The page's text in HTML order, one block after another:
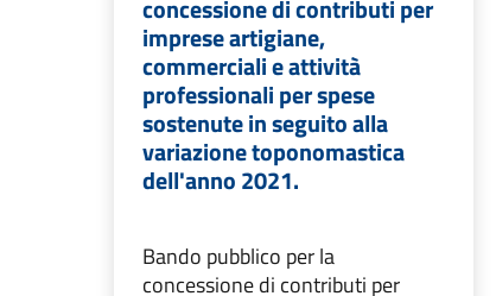
concessione di contributi per
imprese artigiane,
commerciali e attività
professionali per spese
sostenute in seguito alla
variazione toponomastica
dell'anno 2021.
Bando pubblico per la
concessione di contributi per